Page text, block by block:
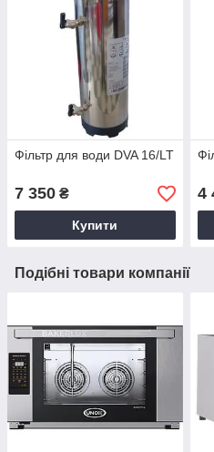
Фільтр для води DVA 16/LT
7 350 ₴
Купити
4
Подібні товари компанії